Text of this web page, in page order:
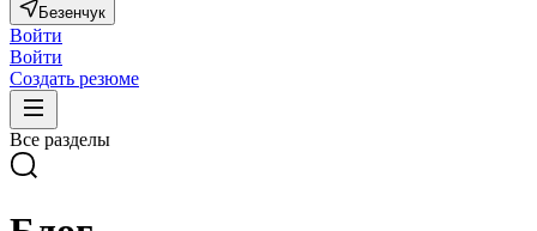
Безенчук
Войти
Войти
Создать резюме
Все разделы